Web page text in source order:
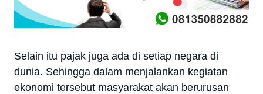
Selain itu pajak juga ada di setiap negara di
dunia. Sehingga dalam menjalankan kegiatan
ekonomi tersebut masyarakat akan berurusan